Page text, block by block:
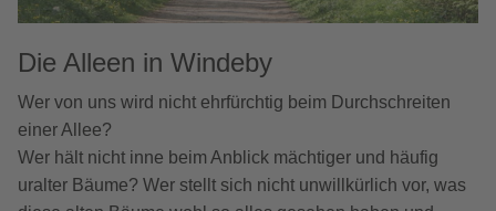
Die Alleen in Windeby
Wer von uns wird nicht ehrfürchtig beim Durchschreiten
einer Allee?
Wer hält nicht inne beim Anblick mächtiger und häufig
uralter Bäume? Wer stellt sich nicht unwillkürlich vor, was